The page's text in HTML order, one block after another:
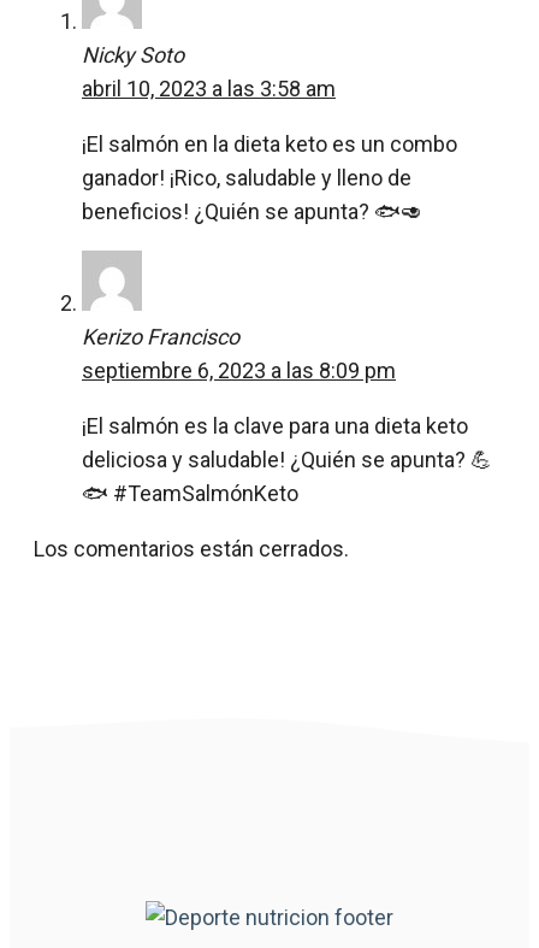
Nicky Soto
abril 10, 2023 a las 3:58 am
¡El salmón en la dieta keto es un combo
ganador! ¡Rico, saludable y lleno de
beneficios! ¿Quién se apunta? 🐟🥑
Kerizo Francisco
septiembre 6, 2023 a las 8:09 pm
¡El salmón es la clave para una dieta keto
deliciosa y saludable! ¿Quién se apunta? 💪
🐟 #TeamSalmónKeto
Los comentarios están cerrados.